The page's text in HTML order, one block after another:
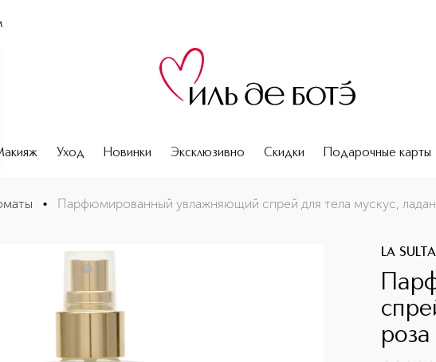
Уход Новинки Эксклюзивно Скидки Подарочные карты
тела мускус, ладан и роза
• Парфюмированный увлажняющий спрей для тела мускус,
LA
роза